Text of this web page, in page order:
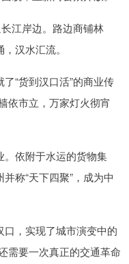
江岸边。路边商铺林
汉水汇流。
“货到汉口活”的商业传
依市立，万家灯火彻宵
。依附于水运的货物集
称“天下四聚”，成为中
，实现了城市演变中的
需要一次真正的交通革命